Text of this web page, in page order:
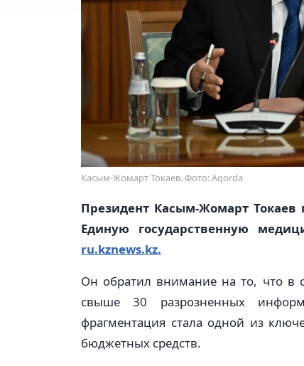
Касым-Жомарт Токаев. Фото: Aqorda
Президент Касым-Жомарт Токаев
Единую государственную
ru.kznews.kz.
Он обратил внимание на то, что в
свыше 30 разрозненных
фрагментация стала одной из
бюджетных средств.